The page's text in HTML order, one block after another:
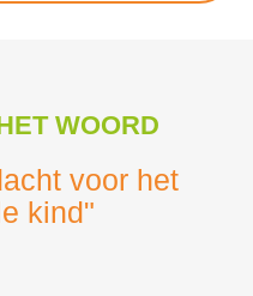
WOORD
voor het
kind"